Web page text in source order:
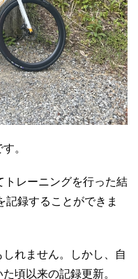
。
トレーニングを行った結
記録することができま
れません。しかし、自
頃以来の記録更新。